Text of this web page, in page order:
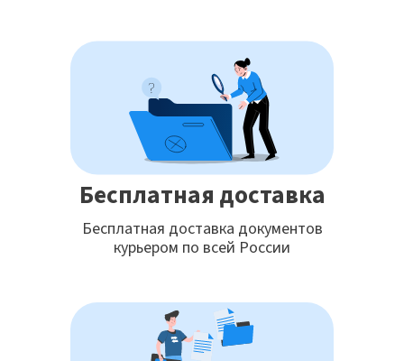
Бесплатная доставка
Бесплатная доставка документов
курьером по всей России